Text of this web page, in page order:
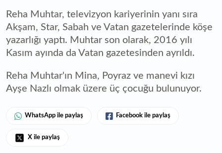
Reha Muhtar, televizyon kariyerinin yanı sıra
Akşam, Star, Sabah ve Vatan gazetelerinde köşe
yazarlığı yaptı. Muhtar son olarak, 2016 yılı
Kasım ayında da Vatan gazetesinden ayrıldı.
Reha Muhtar'ın Mina, Poyraz ve manevi kızı
Ayşe Nazlı olmak üzere üç çocuğu bulunuyor.
WhatsApp ile paylaş Facebook ile paylaş
X ile paylaş